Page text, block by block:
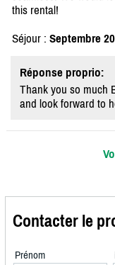
this rental!
Séjour : Septembre
Réponse proprio:
Thank you so much
and look forward to
Contacter le
Prénom